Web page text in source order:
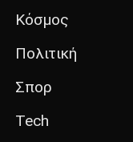
Κόσμος
Πολιτική
Σπορ
Tech